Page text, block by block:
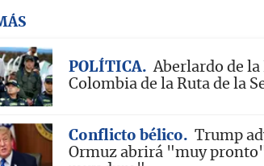
POLÍTICA
Aberlardo de
Colombia de la Ruta de la
Conflicto bélico
Trump
Ormuz abrirá "muy